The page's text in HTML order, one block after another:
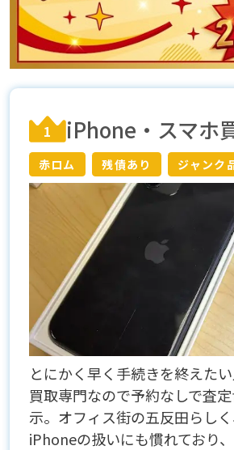
1 iPhone・スマホ
赤ロム 残債あり ジャンク
とにかく早く手続きを終えた
買取専門なので予約なしで査
示。オフィス街の五反田らし
iPhoneの扱いにも慣れており